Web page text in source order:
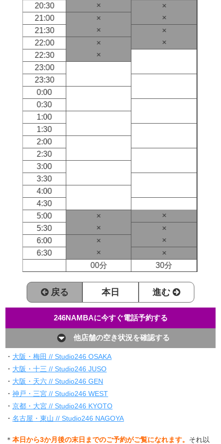
20:30
×
×
21:00
×
×
21:30
×
×
22:00
×
×
22:30
×
23:00
23:30
0:00
0:30
1:00
1:30
2:00
2:30
3:00
3:30
4:00
4:30
5:00
×
×
5:30
×
×
6:00
×
×
6:30
×
×
00分
30分
戻る 本日 進む
246NAMBAに今すぐ電話予約する
他店舗の空き状況を確認する
・ 大阪・梅田 // Studio246 OSAKA
・ 大阪・十三 // Studio246 JUSO
・ 大阪・天六 // Studio246 GEN
・神戸・三宮 // Studio246 WEST
・京都・大宮 // Studio246 KYOTO
・名古屋・東山 // Studio246 NAGOYA
＊本日から3か月後の末日までのご予約がご覧になれます。 それ以